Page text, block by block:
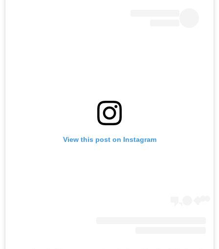
View this post on Instagram